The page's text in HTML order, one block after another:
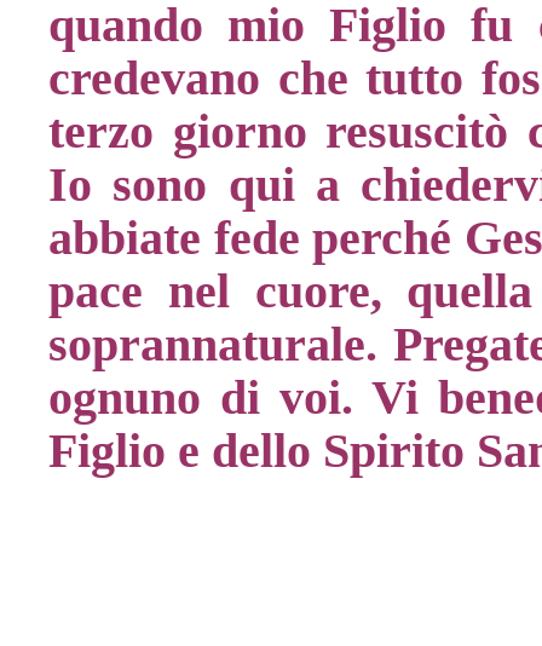
quando mio Figlio fu
credevano che tutto
terzo giorno resuscitò
Io sono qui a
abbiate fede perché
pace nel cuore,
soprannaturale.
ognuno di voi. Vi
Figlio e dello Spirito